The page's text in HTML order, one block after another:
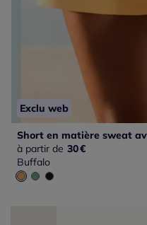
Exclu web
à partir de 30€
Buffalo